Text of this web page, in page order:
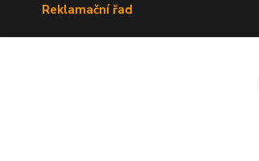
Reklamační řad
Doprava a platba